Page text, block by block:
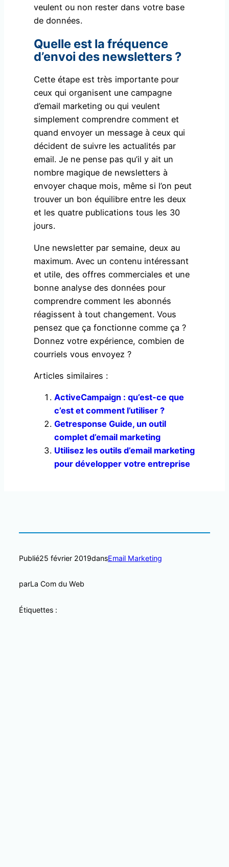
veulent ou non rester dans votre base
de données.
Quelle est la fréquence
d’envoi des newsletters ?
Cette étape est très importante pour
ceux qui organisent une campagne
d’email marketing ou qui veulent
simplement comprendre comment et
quand envoyer un message à ceux qui
décident de suivre les actualités par
email. Je ne pense pas qu’il y ait un
nombre magique de newsletters à
envoyer chaque mois, même si l’on peut
trouver un bon équilibre entre les deux
et les quatre publications tous les 30
jours.
Une newsletter par semaine, deux au
maximum. Avec un contenu intéressant
et utile, des offres commerciales et une
bonne analyse des données pour
comprendre comment les abonnés
réagissent à tout changement. Vous
pensez que ça fonctionne comme ça ?
Donnez votre expérience, combien de
courriels vous envoyez ?
Articles similaires :
ActiveCampaign : qu’est-ce que
c’est et comment l’utiliser ?
Getresponse Guide, un outil
complet d’email marketing
Utilisez les outils d’email marketing
pour développer votre entreprise
Publié25 février 2019dansEmail Marketing
parLa Com du Web
Étiquettes :